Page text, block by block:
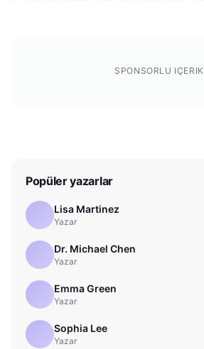
SPONSORLU IÇERIK
Popüler yazarlar
Lisa Martinez
Yazar
Dr. Michael Chen
Yazar
Emma Green
Yazar
Sophia Lee
Yazar